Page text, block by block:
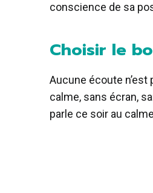
conscience de sa
Choisir le
Aucune écoute
calme, sans écran,
parle ce soir au